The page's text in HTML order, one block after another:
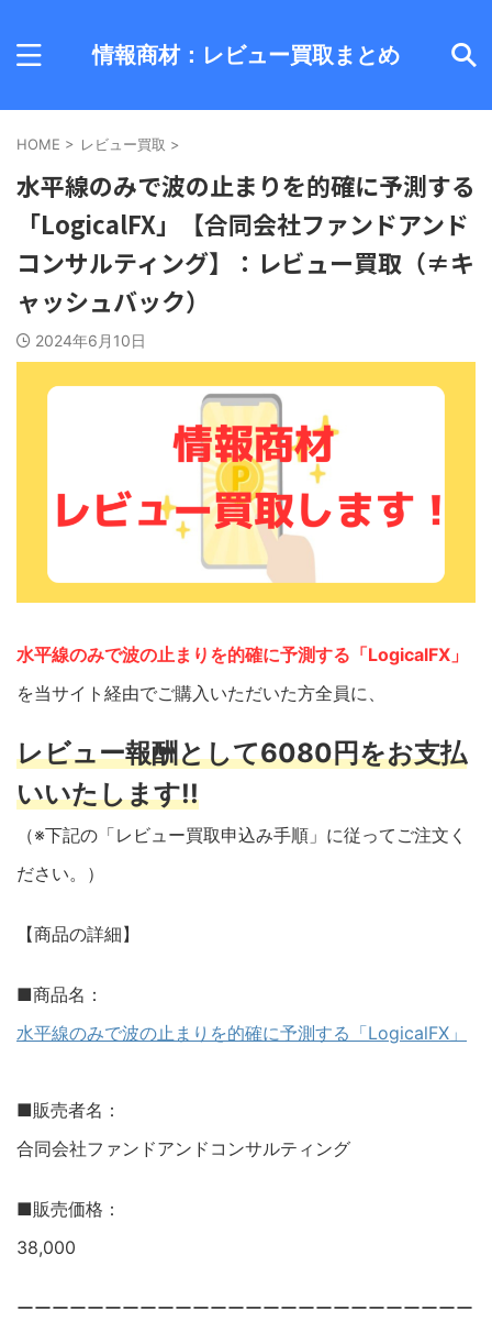
情報商材：レビュー買取まとめ
HOME > レビュー買取 >
水平線のみで波の止まりを的確に予測する
「LogicalFX」【合同会社ファンドアンド
コンサルティング】：レビュー買取（≠キ
ャッシュバック）
2024年6月10日
水平線のみで波の止まりを的確に予測する「LogicalFX」
を当サイト経由でご購入いただいた方全員に、
レビュー報酬として6080円をお支払
いいたします!!
（※下記の「レビュー買取申込み手順」に従ってご注文く
ださい。）
【商品の詳細】
■商品名：
水平線のみで波の止まりを的確に予測する「LogicalFX」
■販売者名：
合同会社ファンドアンドコンサルティング
■販売価格：
38,000
ーーーーーーーーーーーーーーーーーーーーーーーーーー